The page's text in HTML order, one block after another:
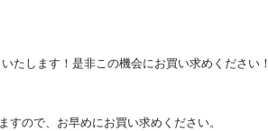
たします！是非この機会にお買い求めください！
ので、お早めにお買い求めください。